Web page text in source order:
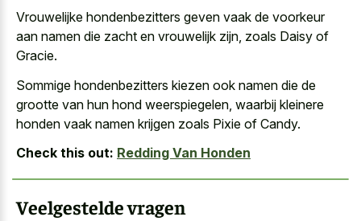
Vrouwelijke hondenbezitters geven vaak de voorkeur
aan namen die zacht en vrouwelijk zijn, zoals Daisy of
Gracie.
Sommige hondenbezitters kiezen ook namen die de
grootte van hun hond weerspiegelen, waarbij kleinere
honden vaak namen krijgen zoals Pixie of Candy.
Check this out: Redding Van Honden
Veelgestelde vragen